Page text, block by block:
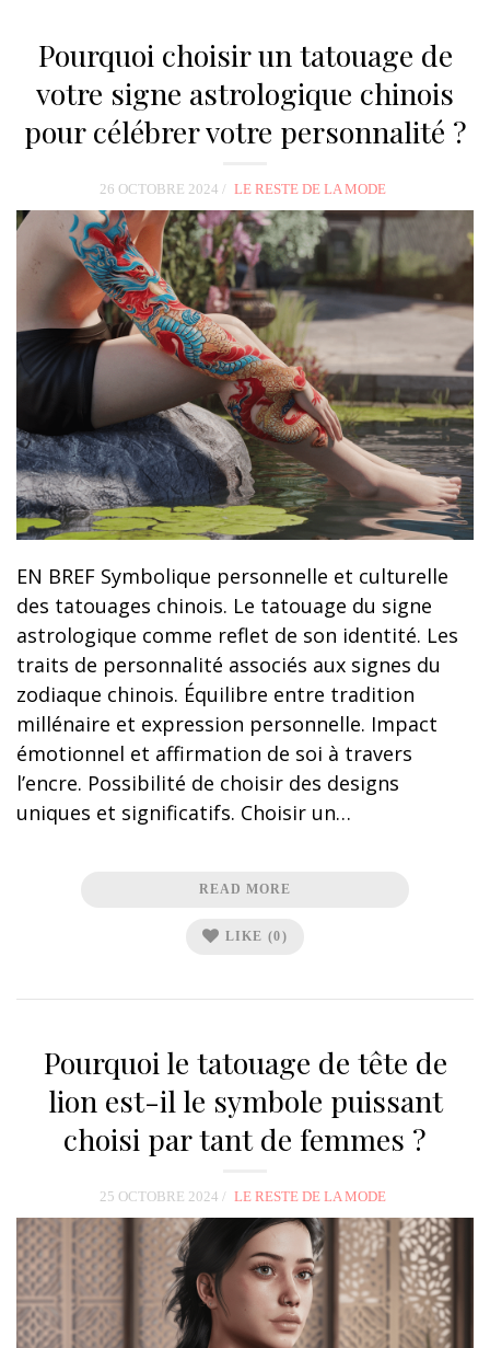
Pourquoi choisir un tatouage de
votre signe astrologique chinois
pour célébrer votre personnalité ?
26 OCTOBRE 2024 LE RESTE DE LA MODE
EN BREF Symbolique personnelle et culturelle
des tatouages chinois. Le tatouage du signe
astrologique comme reflet de son identité. Les
traits de personnalité associés aux signes du
zodiaque chinois. Équilibre entre tradition
millénaire et expression personnelle. Impact
émotionnel et affirmation de soi à travers
l’encre. Possibilité de choisir des designs
uniques et significatifs. Choisir un…
READ MORE
LIKE (0)
Pourquoi le tatouage de tête de
lion est-il le symbole puissant
choisi par tant de femmes ?
25 OCTOBRE 2024 LE RESTE DE LA MODE